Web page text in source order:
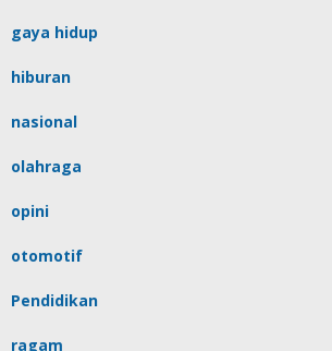
Masyarakat
Kategori
berita
ekonomi
gaya hidup
hiburan
nasional